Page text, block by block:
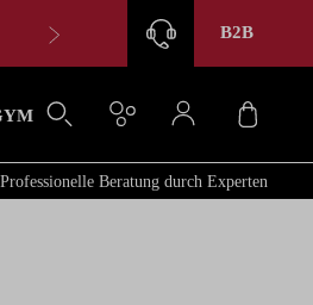
B2B
Professionelle Beratung durch Experten